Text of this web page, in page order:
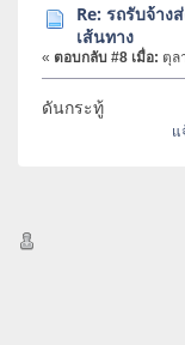
Re: รถรับจ้าง
เส้นทาง
« ตอบกลับ #8 เมื่อ: ตุล
ดันกระทู้
แ